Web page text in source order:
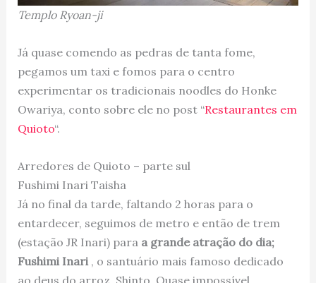
Templo Ryoan-ji
Já quase comendo as pedras de tanta fome,
pegamos um taxi e fomos para o centro
experimentar os tradicionais noodles do Honke
Owariya, conto sobre ele no post “Restaurantes em
Quioto“.
Arredores de Quioto – parte sul
Fushimi Inari Taisha
Já no final da tarde, faltando 2 horas para o
entardecer, seguimos de metro e então de trem
(estação JR Inari) para a grande atração do dia;
Fushimi Inari , o santuário mais famoso dedicado
ao deus do arroz, Shinto. Quase impossível